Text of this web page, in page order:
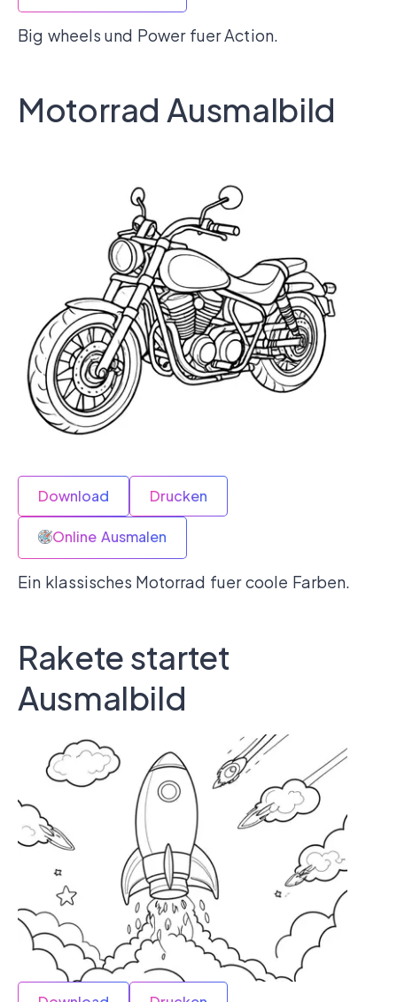
Big wheels und Power fuer Action.
Motorrad Ausmalbild
Download Drucken
Online Ausmalen
Ein klassisches Motorrad fuer coole Farben.
Rakete startet
Ausmalbild